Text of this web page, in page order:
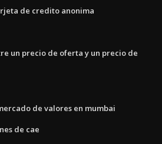
de credito anonima
un precio de oferta y un precio de
de valores en mumbai
de cae